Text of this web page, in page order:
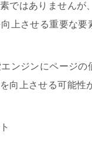
ではありませんが
上させる重要な要
ンジンにページの
向上させる可能性